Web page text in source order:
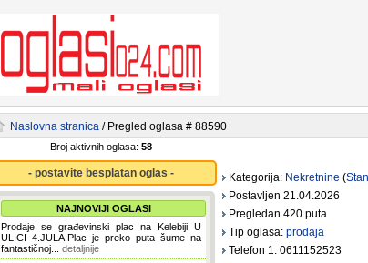
Naslovna stranica / Pregled oglasa # 88590
Broj aktivnih oglasa: 58
- postavite besplatan oglas -
NAJNOVIJI OGLASI
Prodaje se građevinski plac na Kelebiji U
ULICI 4.JULA.Plac je preko puta šume na
fantastičnoj... detaljnije
Kategorija: Nekretnine (
Postavljen 21.04.2026
Pregledan 420 puta
Tip oglasa: prodaja
Telefon 1: 0611152523